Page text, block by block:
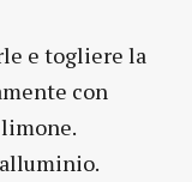
e togliere la
con